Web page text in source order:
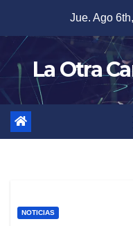
content
Jue. Ago
La Otra
NOTICIAS